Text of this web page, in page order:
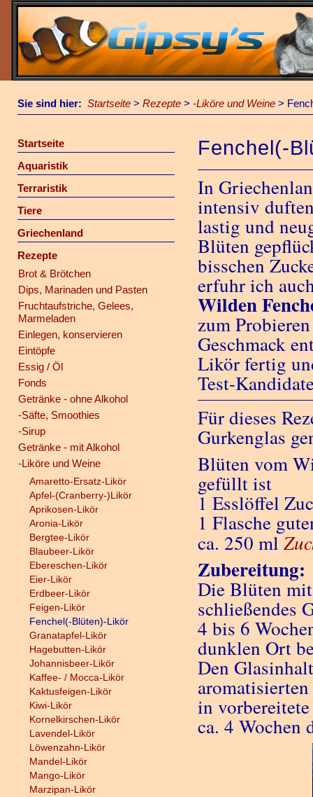
Sie sind hier: Startseite > Rezepte > -Liköre und Weine >
Startseite
Aquaristik
Terraristik
Tiere
Griechenland
Rezepte
Brot & Brötchen
Dips, Marinaden und Pasten
Fruchtaufstriche, Gelees,
Marmeladen
Einlegen, konservieren
Eintöpfe
Essig / Öl
Fonds
Getränke - ohne Alkohol
-Säfte, Smoothies
-Sirup
Getränke - mit Alkohol
-Liköre und Weine
Amaretto-Ersatz-Likör
Apfel-(Cranberry-)Likör
Aprikosen-Likör
Aronia-Likör
Bergtee-Likör
Blaubeer-Likör
Ebereschen-Likör
Eier-Likör
Erdbeer-Likör
Feigen-Likör
Fenchel(-Blüten)-Likör
Granatapfel-Likör
Hagebutten-Likör
Johannisbeer-Likör
Kaffee- / Mocca-Likör
Kaktusfeigen-Likör
Kiwi-Likör
Kornelkirschen-Likör
Lavendel-Likör
Löwenzahn-Likör
Mandel-Likör
Mango-Likör
Marzipan-Likör
Fenchel(-
In
intensiv
lastig und
Blüten
bisschen
erfuhr ich
Wilden
zum
Geschmack
Likör fertig
Test-
Für dieses
Gurkenglas
Blüten vom
gefüllt ist
1 Esslöffel
1 Flasche
ca. 250 ml
Zubereitung:
Die Blüten
schließendes
4 bis 6
dunklen Ort
Den
in
ca. 4 Wochen